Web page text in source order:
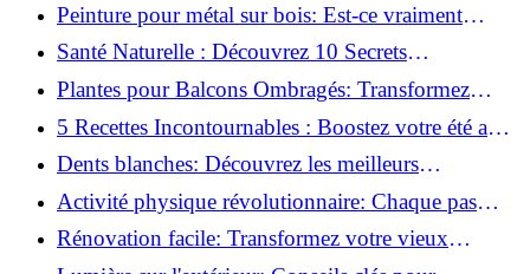
Peinture pour métal sur bois: Est-ce vraiment
possible?
Santé Naturelle : Découvrez 10 Secrets
Incontournables pour un Bien-être Optimal!
Plantes pour Balcons Ombragés: Transformez
votre Terrasse en Oasis Verte!
5 Recettes Incontournables : Boostez votre été avec
des huiles essentielles!
Dents blanches: Découvrez les meilleurs
ingrédients naturels!
Activité physique révolutionnaire: Chaque pas
compte pour votre santé!
Rénovation facile: Transformez votre vieux
parquet irrégulier en un clin d'œil!